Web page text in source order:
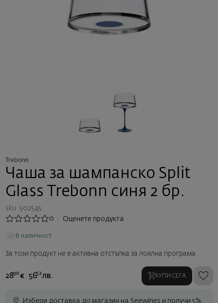
Trebonn
Чаша за шампанско Split
Glass Trebonn синя 2 бр.
sku: 502545
0
Оценете продукта
В наличност
За този продукт не е активна отстъпка за лоялна програма.
2890 € 5652 лв. КУПИ СЕГА
Избери доставка до магазин на Seewines и получи 5%